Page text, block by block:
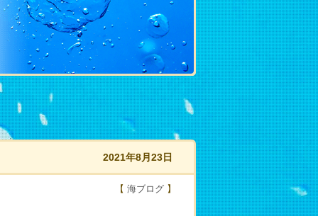
2021年8月23日
【 海ブログ 】